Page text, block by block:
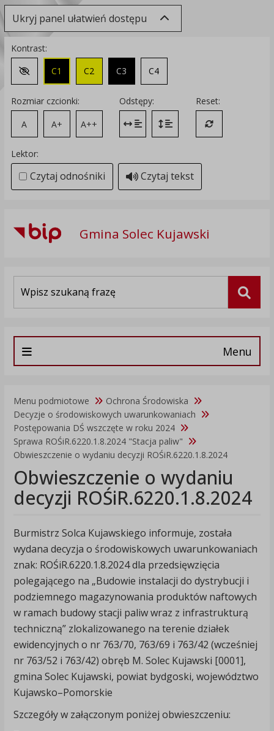
Ukryj panel ułatwień dostępu
Kontrast:
Zmień kontrast na domyślny
C1 C2 C3 C4
Rozmiar czcionki:
A
A+ A++
Odstępy:
Zmień odstęp między literami
Zmień interlinię i margines
Reset:
Przywróć
Lektor:
Czytaj odnośniki Czytaj tekst
Gmina Solec Kujawski
Menu
Menu podmiotowe
Ochrona Środowiska
Decyzje o środowiskowych uwarunkowaniach
Postępowania DŚ wszczęte w roku 2024
Sprawa ROŚiR.6220.1.8.2024 "Stacja paliw"
Obwieszczenie o wydaniu decyzji ROŚiR.6220.1.8.2024
Obwieszczenie o wydaniu
decyzji ROŚiR.6220.1.8.2024
Burmistrz Solca Kujawskiego informuje, została
wydana decyzja o środowiskowych uwarunkowaniach
znak: ROŚiR.6220.1.8.2024 dla przedsięwzięcia
polegającego na „Budowie instalacji do dystrybucji i
podziemnego magazynowania produktów naftowych
w ramach budowy stacji paliw wraz z infrastrukturą
techniczną” zlokalizowanego na terenie działek
ewidencyjnych o nr 763/70, 763/69 i 763/42 (wcześniej
nr 763/52 i 763/42) obręb M. Solec Kujawski [0001],
gmina Solec Kujawski, powiat bydgoski, województwo
Kujawsko–Pomorskie
Szczegóły w załączonym poniżej obwieszczeniu: